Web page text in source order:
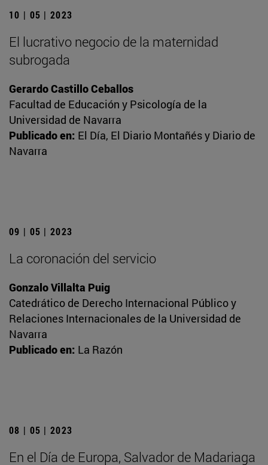
10 | 05 | 2023
El lucrativo negocio de la maternidad
subrogada
Gerardo Castillo Ceballos
Facultad de Educación y Psicología de la
Universidad de Navarra
Publicado en: El Día, El Diario Montañés y Diario de
Navarra
09 | 05 | 2023
La coronación del servicio
Gonzalo Villalta Puig
Catedrático de Derecho Internacional Público y
Relaciones Internacionales de la Universidad de
Navarra
Publicado en: La Razón
08 | 05 | 2023
En el Día de Europa, Salvador de Madariaga